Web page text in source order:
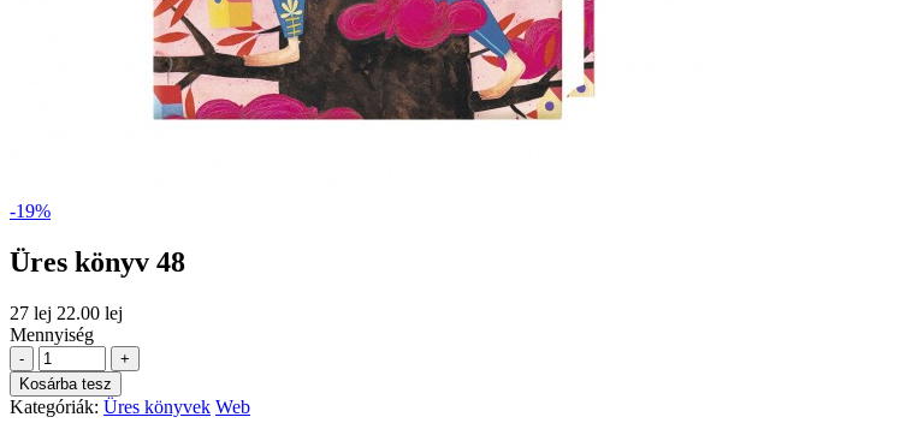
-19%
Üres könyv 48
27 lej 22.00 lej
Mennyiség
-
+
Kosárba tesz
Kategóriák: Üres könyvek Web